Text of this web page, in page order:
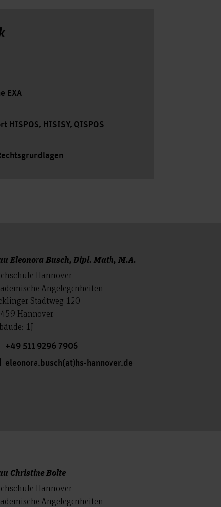
EXA
HISPOS, HISISY, QISPOS
Eleonora Busch, Dipl. Math, M.A.
Hannover
Angelegenheiten
Stadtweg 120
Hannover
1J
+49 511 9296 7906
eleonora.busch(at)hs-hannover.de
Christine Bolte
Hannover
Angelegenheiten